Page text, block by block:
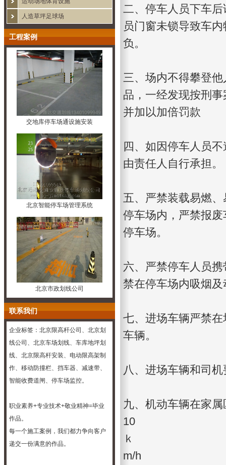
人造草坪足球场
工程案例
交地库停车场通设施安装
北京智能停车场管理系统
北京市政划线公司
联系我们
企业标签：北京限高杆公司、 北京划
线公司、 北京车场划线、车库地坪划
线、北京限高杆安装、电动限高架制
作、移动防撞栏、挡车器、减速带、
智能收费道闸、停车场监控。
职业素养+专业技术+敬业精神=毕业
作品。
每一个施工案例，我们都力争向客户
递交一份满意的作品。
二、停车人员下车
员门窗未锁导致车
负。
三、场内不得攀登
品，一经发现按刑
并加以加倍罚款
四、如因停车人员不
由责任人自行承担。
五、严禁装载易燃
停车场内，严禁报
停车场。
六、严禁停车人员
禁在停车场内吸烟
七、进场车辆严禁
车辆。
八、进场车辆和司
九、机动车辆在家
10
ｋ
m/h